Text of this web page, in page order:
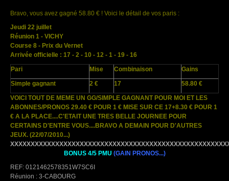
Bravo, vous avez gagné 58.80 € ! Voici le détail de vos paris :
Jeudi 22 juillet
Réunion 1 - VICHY
Course 8 - Prix du Vernet
Arrivée officielle : 17 - 2 - 10 - 12 - 1 - 19 - 16
Pari
Mise Combinaison
Gains
Simple gagnant
2 € 17
58.80 €
VOICI TOUT DE MEME UN GG/SIMPLE GAGNANT POUR MOI ET LES
ABONNES/PRONOS 29.40 € POUR 1 € MISE SUR CE 17+8.30 € POUR 1
€ A LA PLACE....C'ETAIT UNE TRES BELLE JOURNEE POUR
CERTAINS D'ENTRE VOUS....BRAVO A DEMAIN POUR D'AUTRES
JEUX. (22/07/2010...)
BONUS 4/5 PMU (GAIN PRONOS...)
REF: 0121462578351W7SC6I
Réunion : 3-CABOURG